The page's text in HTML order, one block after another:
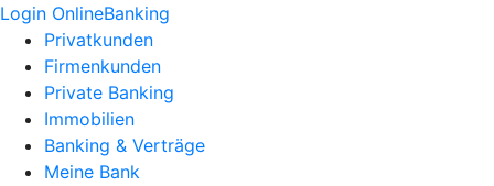
Login OnlineBanking
Privatkunden
Firmenkunden
Private Banking
Immobilien
Banking & Verträge
Meine Bank